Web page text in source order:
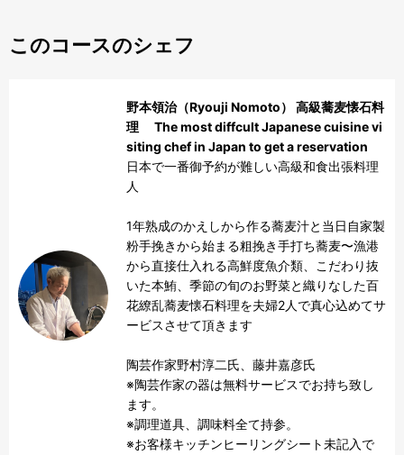
このコースのシェフ
野本領治（Ryouji Nomoto） 高級蕎麦懐石料
理 The most diffcult Japanese cuisine vi
siting chef in Japan to get a reservation
日本で一番御予約が難しい高級和食出張料理
人
1年熟成のかえしから作る蕎麦汁と当日自家製
粉手挽きから始まる粗挽き手打ち蕎麦〜漁港
から直接仕入れる高鮮度魚介類、こだわり抜
いた本鮪、季節の旬のお野菜と織りなした百
花繚乱蕎麦懐石料理を夫婦2人で真心込めてサ
ービスさせて頂きます
陶芸作家野村淳二氏、藤井嘉彦氏
※陶芸作家の器は無料サービスでお持ち致し
ます。
※調理道具、調味料全て持参。
※お客様キッチンヒーリングシート未記入で